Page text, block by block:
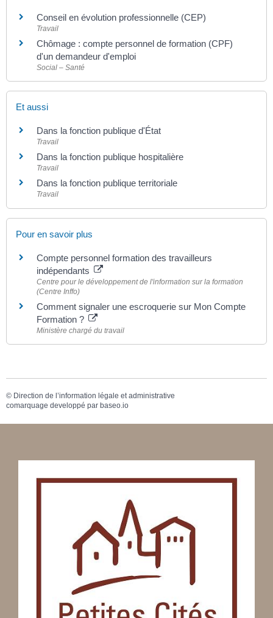
Conseil en évolution professionnelle (CEP)
Travail
Chômage : compte personnel de formation (CPF)
d'un demandeur d'emploi
Social – Santé
Et aussi
Dans la fonction publique d'État
Travail
Dans la fonction publique hospitalière
Travail
Dans la fonction publique territoriale
Travail
Pour en savoir plus
Compte personnel formation des travailleurs
indépendants
Centre pour le développement de l'information sur la formation
(Centre Inffo)
Comment signaler une escroquerie sur Mon Compte
Formation ?
Ministère chargé du travail
© Direction de l’information légale et administrative
comarquage developpé par baseo.io